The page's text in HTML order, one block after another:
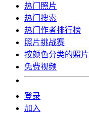
热门照片
热门搜索
热门作者排行榜
照片挑战赛
按颜色分类的照片
免费视频
登录
加入